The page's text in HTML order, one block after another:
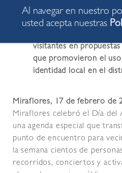
17.02.2026
visitantes en
que promovieron el
identidad local en el
Miraflores, 17 de febrero de
Miraflores celebró el Día del
una agenda especial que
punto de encuentro para
la semana cientos de
recorridos, conciertos y
Al navegar en nuestro
usted acepta nuestras